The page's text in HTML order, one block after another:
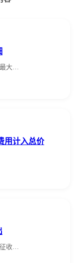
大…
用计入总价
收…